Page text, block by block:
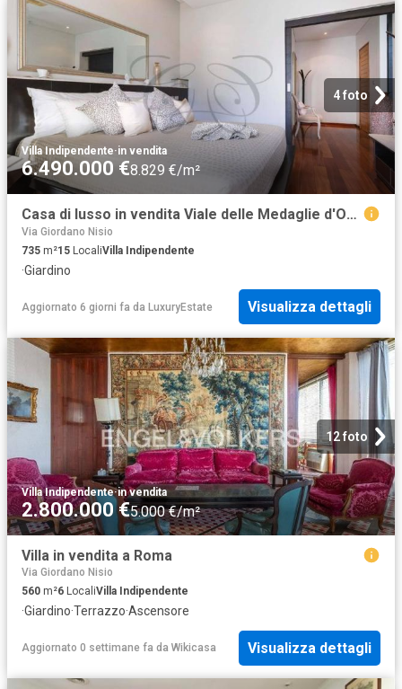
4 foto
Villa Indipendente·in vendita
6.490.000 €8.829 €/m²
Casa di lusso in vendita Viale delle Medaglie d'Oro, Roma, Lazio
Via Giordano Nisio
735 m²15 LocaliVilla Indipendente
·Giardino
Aggiornato 6 giorni fa da LuxuryEstate Visualizza dettagli
12 foto
Villa Indipendente·in vendita
2.800.000 €5.000 €/m²
Villa in vendita a Roma
Via Giordano Nisio
560 m²6 LocaliVilla Indipendente
·Giardino·Terrazzo·Ascensore
Aggiornato 0 settimane fa da Wikicasa Visualizza dettagli